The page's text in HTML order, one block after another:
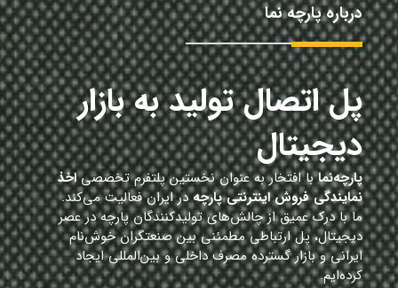
درباره پارچه نما
پل اتصال تولید به بازار
دیجیتال
پارچه‌نمابا افتخار به عنوان نخستین پلتفرم تخصصیاخذ
نمایندگی فروش اینترنتی پارچهدر ایران فعالیت می‌کند.
ما با درک عمیق از چالش‌های تولیدکنندگان پارچه در عصر
دیجیتال، پل ارتباطی مطمئنی بین صنعتگران خوش‌نام
ایرانی و بازار گسترده مصرف داخلی و بین‌المللی ایجاد
کرده‌ایم.